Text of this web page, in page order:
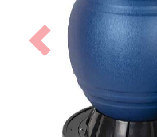
Predchádzajúci